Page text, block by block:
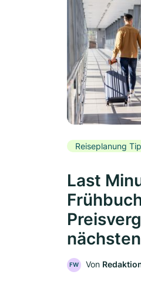
Reiseplanung
Last
FW Von